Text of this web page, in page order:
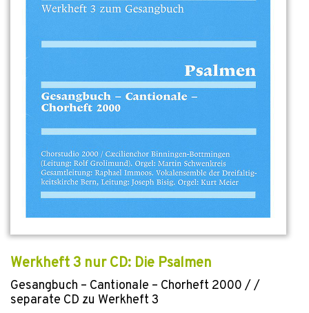
Werkheft 3 nur CD: Die Psalmen
Gesangbuch – Cantionale – Chorheft 2000 / /
separate CD zu Werkheft 3